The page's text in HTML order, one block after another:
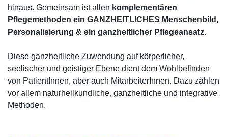
hinaus. Gemeinsam ist allen komplementären
Pflegemethoden ein GANZHEITLICHES Menschenbild,
Personalisierung & ein ganzheitlicher Pflegeansatz.
Diese ganzheitliche Zuwendung auf körperlicher,
seelischer und geistiger Ebene dient dem Wohlbefinden
von PatientInnen, aber auch MitarbeiterInnen. Dazu zählen
vor allem naturheilkundliche, ganzheitliche und integrative
Methoden.